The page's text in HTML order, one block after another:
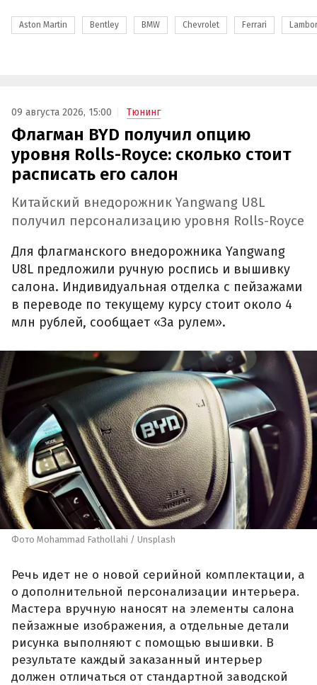
Aston Martin Bentley BMW Chevrolet Ferrari
09 августа 2026, 15:00 Тюнинг
Флагман BYD получил опцию
уровня Rolls-Royce: сколько стоит
расписать его салон
Китайский внедорожник Yangwang U8L
получил персонализацию уровня Rolls-Royce
Для флагманского внедорожника Yangwang
U8L предложили ручную роспись и вышивку
салона. Индивидуальная отделка с пейзажами
в переводе по текущему курсу стоит около 4
млн рублей, сообщает «За рулем».
Фото Mohammad Fathollahi / Unsplash
Речь идет не о новой серийной комплектации, а
о дополнительной персонализации интерьера.
Мастера вручную наносят на элементы салона
пейзажные изображения, а отдельные детали
рисунка выполняют с помощью вышивки. В
результате каждый заказанный интерьер
должен отличаться от стандартной заводской